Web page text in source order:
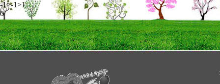
-1>-1>1
0